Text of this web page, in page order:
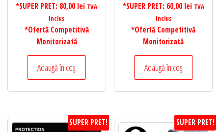
*SUPER PRET: 80,00 lei TVA
Inclus
*Ofertă Competitivă
Monitorizată
Adaugă în coș
*SUPER PRET: 60,00 lei TVA
Inclus
*Ofertă Competitivă
Monitorizată
Adaugă în coș
SUPER PRET! SUPER PRET!